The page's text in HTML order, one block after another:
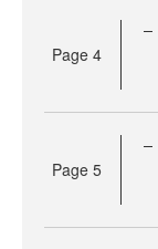
Page 4
Page 5